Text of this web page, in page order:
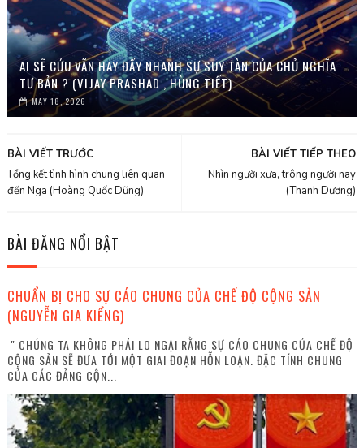
AI SẼ CỨU VÃN HAY ĐẨY NHANH SỰ SUY TÀN CỦA CHỦ NGHĨA
TƯ BẢN ? (VIJAY PRASHAD , HÙNG TIẾT)
MAY 18, 2026
BÀI VIẾT TIẾP THEO
Nhìn người xưa, trông người nay
(Thanh Dương)
BÀI VIẾT TRƯỚC
Tổng kết tình hình chung liên quan
đến Nga (Hoàng Quốc Dũng)
BÀI ĐĂNG NỔI BẬT
CHUẨN BỊ CHO SỰ CÁO CHUNG CỦA CHẾ ĐỘ CỘNG SẢN
(NGUYỄN GIA KIỂNG)
" CHÚNG TA KHÔNG PHẢI LO NGẠI RẰNG SỰ CÁO CHUNG CỦA CHẾ ĐỘ
CỘNG SẢN SẼ ĐƯA TỚI MỘT GIAI ĐOẠN HỖN LOẠN. ĐẶC TÍNH CHUNG
CỦA CÁC ĐẢNG CỘN...